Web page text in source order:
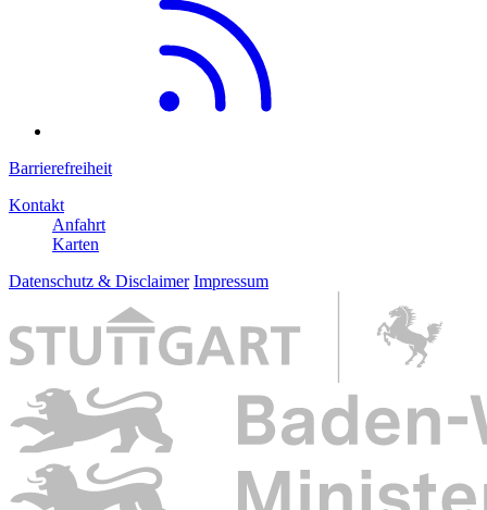
Barrierefreiheit
Kontakt
Anfahrt
Karten
Datenschutz & Disclaimer Impressum